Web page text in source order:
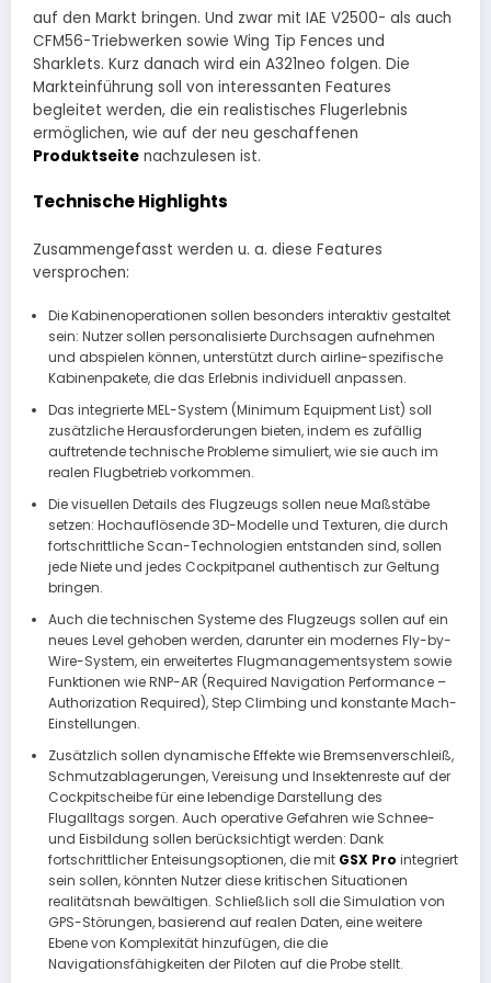
auf den Markt bringen. Und zwar mit IAE V2500- als auch
CFM56-Triebwerken sowie Wing Tip Fences und
Sharklets. Kurz danach wird ein A321neo folgen. Die
Markteinführung soll von interessanten Features
begleitet werden, die ein realistisches Flugerlebnis
ermöglichen, wie auf der neu geschaffenen
Produktseite nachzulesen ist.
Technische Highlights
Zusammengefasst werden u. a. diese Features
versprochen:
Die Kabinenoperationen sollen besonders interaktiv gestaltet
sein: Nutzer sollen personalisierte Durchsagen aufnehmen
und abspielen können, unterstützt durch airline-spezifische
Kabinenpakete, die das Erlebnis individuell anpassen.
Das integrierte MEL-System (Minimum Equipment List) soll
zusätzliche Herausforderungen bieten, indem es zufällig
auftretende technische Probleme simuliert, wie sie auch im
realen Flugbetrieb vorkommen.
Die visuellen Details des Flugzeugs sollen neue Maßstäbe
setzen: Hochauflösende 3D-Modelle und Texturen, die durch
fortschrittliche Scan-Technologien entstanden sind, sollen
jede Niete und jedes Cockpitpanel authentisch zur Geltung
bringen.
Auch die technischen Systeme des Flugzeugs sollen auf ein
neues Level gehoben werden, darunter ein modernes Fly-by-
Wire-System, ein erweitertes Flugmanagementsystem sowie
Funktionen wie RNP-AR (Required Navigation Performance –
Authorization Required), Step Climbing und konstante Mach-
Einstellungen.
Zusätzlich sollen dynamische Effekte wie Bremsenverschleiß,
Schmutzablagerungen, Vereisung und Insektenreste auf der
Cockpitscheibe für eine lebendige Darstellung des
Flugalltags sorgen. Auch operative Gefahren wie Schnee-
und Eisbildung sollen berücksichtigt werden: Dank
fortschrittlicher Enteisungsoptionen, die mit GSX Pro integriert
sein sollen, könnten Nutzer diese kritischen Situationen
realitätsnah bewältigen. Schließlich soll die Simulation von
GPS-Störungen, basierend auf realen Daten, eine weitere
Ebene von Komplexität hinzufügen, die die
Navigationsfähigkeiten der Piloten auf die Probe stellt.